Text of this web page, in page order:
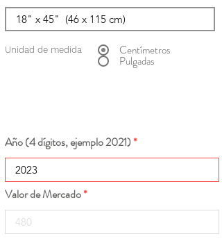
Unidad de medida Centímetros
Pulgadas
Año (4 dígitos, ejemplo 2021)
Valor de Mercado